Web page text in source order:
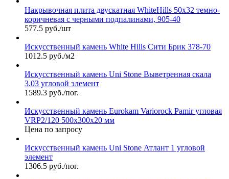
Накрывочная плита двускатная WhiteHills 50х32 темно-
коричневая с черными подпалинами, 905-40
577.5 руб./шт
Искусственный камень White Hills Сити Брик 378-70
1012.5 руб./м2
Искусственный камень Uni Stone Выветренная скала
3.03 угловой элемент
1589.3 руб./пог.
Искусственный камень Eurokam Variorock Pamir угловая
VRP2/120 500х300х20 мм
Цена по запросу
Искусственный камень Uni Stone Атлант 1 угловой
элемент
1306.5 руб./пог.